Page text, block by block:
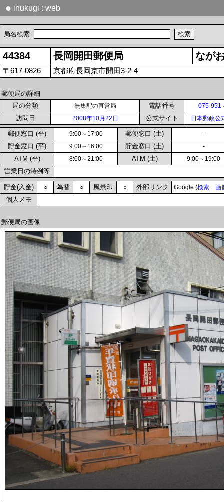
● inukugi : web
局名検索:
44384 長岡開田郵便局 なが
〒617-0826 京都府長岡京市開田3-2-4
郵便局の詳細
局の分類
無集配の直営局 電話番号 075-
訪問日 2008年10月22日 公式サイト 日本郵政公
郵便窓口 (平) 9:00～17:00 郵便窓口 (土) -
貯金窓口 (平) 9:00～16:00 貯金窓口 (土) -
ATM (平) 8:00～21:00 ATM (土) 9:00～19:00
営業日の特例等
貯金(入金) ○ 為替 ○ 風景印 ○ 外部リンク Google (検索 画
個人メモ
郵便局の画像